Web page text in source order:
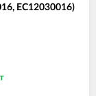
EC12030016)